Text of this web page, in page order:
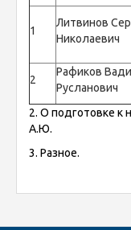
1
Литвинов
Николаевич
2
Рафиков
Русланович
2. О подготовке к
А.Ю.
3. Разное.